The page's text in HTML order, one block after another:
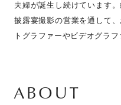
夫婦が誕生し続けています
披露宴撮影の営業を通して
トグラファーやビデオグラ
ABOUT